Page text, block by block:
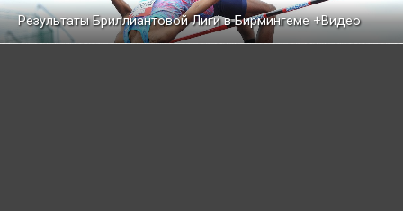
Результаты Бриллиантовой Лиги в Бирмингеме +Видео